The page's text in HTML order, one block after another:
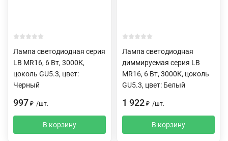
Лампа светодиодная серия
LB MR16, 6 Вт, 3000К,
цоколь GU5.3, цвет:
Черный
997 ₽ /шт.
В корзину
Лампа светодиодная
диммируемая серия LB
MR16, 6 Вт, 3000К, цоколь
GU5.3, цвет: Белый
1 922 ₽ /шт.
В корзину